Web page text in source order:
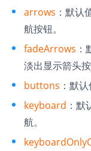
arrows ：默认
航按钮。
fadeArrows ：
淡出显示箭头按
buttons ：默认
keyboard ：默
航。